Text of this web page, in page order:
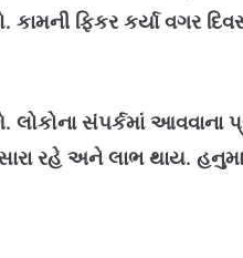
ફિકર કર્યા વગર
લોકોના સં૫ર્કમાં આવવાના
રહે અને લાભ થાય.